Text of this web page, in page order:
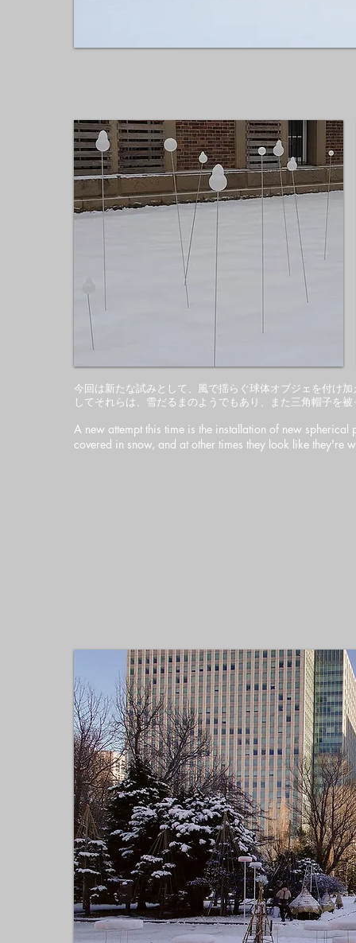
今回は新たな試みとして、風で揺らぐ球体オブジェを付け
してそれらは、雪だるまのようでもあり、また三角帽子を
A new attempt this time is the installation of new
covered in snow, and at other times they look like they're